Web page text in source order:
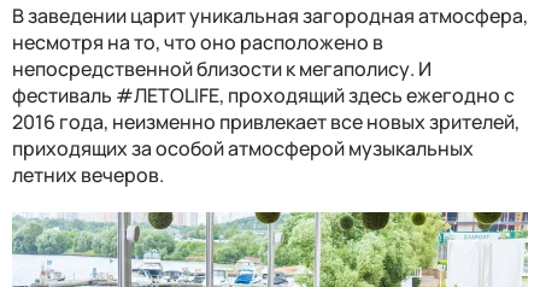
В заведении царит уникальная загородная атмосфера,
несмотря на то, что оно расположено в
непосредственной близости к мегаполису. И
фестиваль #ЛЕТОLIFE, проходящий здесь ежегодно с
2016 года, неизменно привлекает все новых зрителей,
приходящих за особой атмосферой музыкальных
летних вечеров.